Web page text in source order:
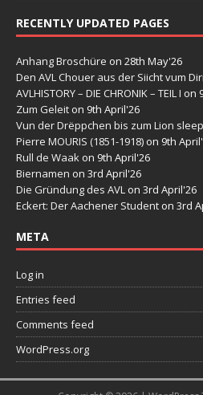
RECENTLY UPDATED PAGES
Anhang Broschüre on 28th May'26
Den AVL Chouer aus der Siicht vum
AVLHISTORY – DIE CHRONIK – TEIL I on
Zum Geleit on 9th April'26
Vun der Drëppchen bis zum Lion
Pierre MOURIS (1851-1918) on 9th
Rull de Waak on 9th April'26
Biernamen on 3rd April'26
Die Gründung des AVL on 3rd April'26
Eckert: Der Aachener Student on 3rd
META
Log in
Entries feed
Comments feed
WordPress.org